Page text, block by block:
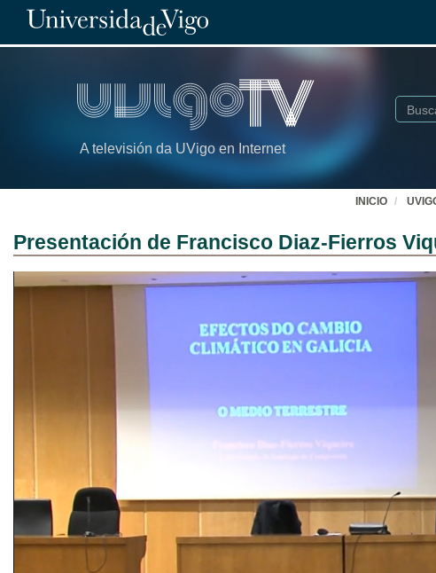
A televisión da UVigo en Internet
Buscar
INICIO
Presentación de Francisco Diaz-Fierros